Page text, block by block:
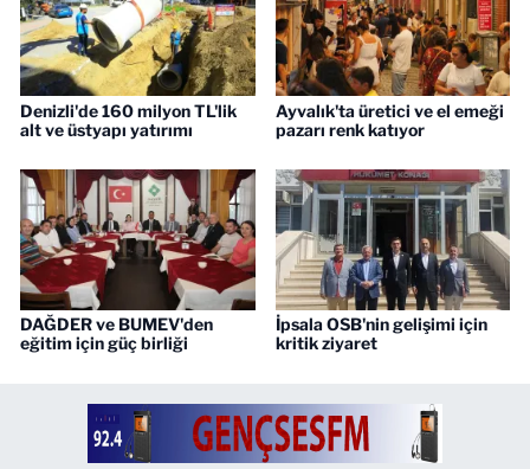
Denizli'de 160 milyon TL'lik
alt ve üstyapı yatırımı
Ayvalık'ta üretici ve el emeği
pazarı renk katıyor
DAĞDER ve BUMEV'den
eğitim için güç birliği
İpsala OSB'nin gelişimi için
kritik ziyaret